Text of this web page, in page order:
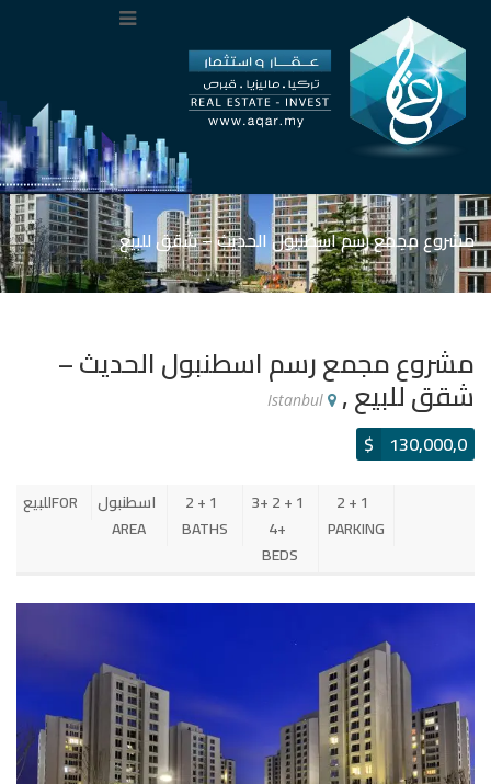
مشروع مجمع رسم اسطنبول الحديث – شقق للبيع
مشروع مجمع رسم اسطنبول الحديث –
شقق للبيع , Istanbul
130,000,0
$
FORللبيع
اسطنبول
AREA
1 + 2
BATHS
1 + 2 +3
+4
BEDS
1 + 2
PARKING